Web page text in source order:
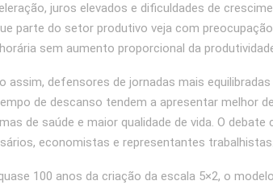
juros elevados e dificuldades de
parte do setor produtivo veja com
sem aumento proporcional da
assim, defensores de jornadas mais
de descanso tendem a apresentar melhor
de saúde e maior qualidade de vida. O
economistas e representantes trabalhistas.
100 anos da criação da escala 5×2, o